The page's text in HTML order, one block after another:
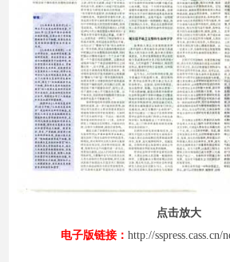
点击放大
电子版链接： http://sspress.cass.cn/